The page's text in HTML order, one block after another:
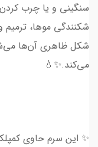
سنگینی و یا چرب
شکنندگی موها،
شکل ظاهری آن‌ها
می‌کند.✨💧
✨ این سرم حاوی